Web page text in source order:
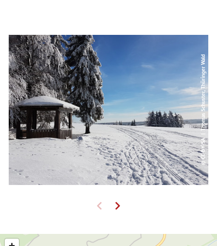
© CC-BY-SA | Thomas Schuster, Thüringer Wald